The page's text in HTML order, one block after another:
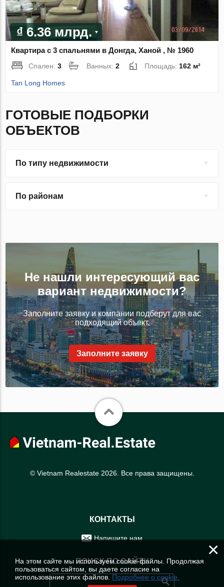
₫ 6.36 млрд.
Квартира с 3 спальнями в Донгда, Ханой , № 1960
Спален:3 Ванных:2 Площадь: 162 м²
Tan Long Homes
ГОТОВЫЕ ПОДБОРКИ
ОБЪЕКТОВ
По типу недвижимости
По районам
Не нашли интересующий вас
вариант недвижимости?
Заполните заявку и компании подберут для вас
подходящий объект.
Заполните заявку
© Vietnam Realestate 2026. Все права защищены.
КОНТАКТЫ
Напишите нам
ПОИСК ПО САЙТУ
×
На этом сайте мы используем cookie-файлы. Продолжая
пользоваться сайтом, вы даете согласие на
использование этих файлов. Подробнее о cookie.